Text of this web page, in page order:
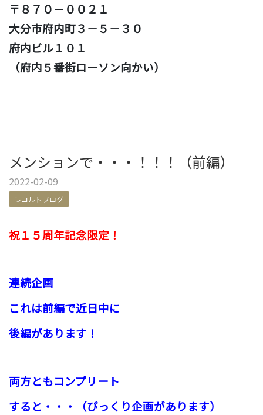
〒８７０－００２１
大分市府内町３－５－３０
府内ビル１０１
（府内５番街ローソン向かい）
メンションで・・・！！！（前編）
2022-02-09
レコルトブログ
祝１５周年記念限定！
連続企画
これは前編で近日中に
後編があります！
両方ともコンプリート
すると・・・（びっくり企画があります）